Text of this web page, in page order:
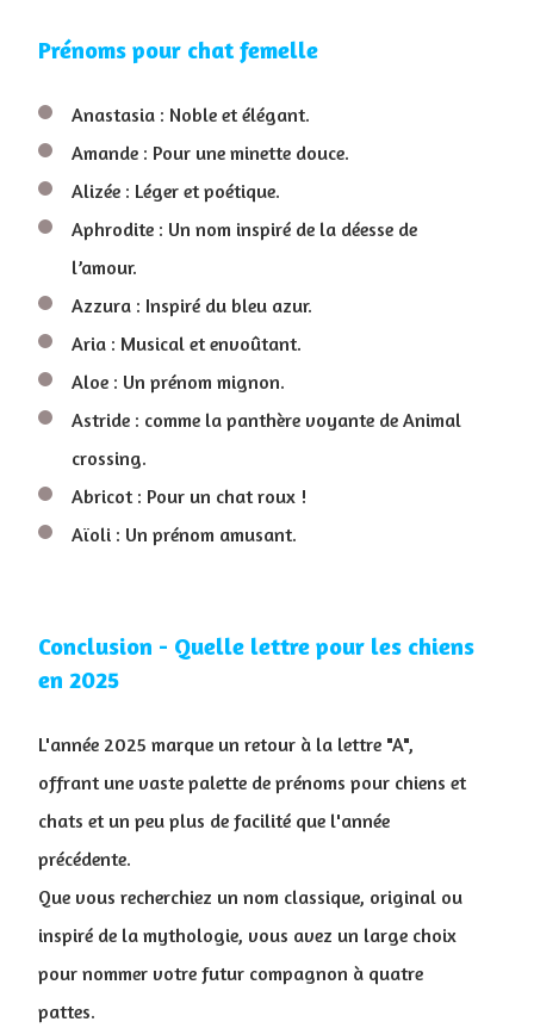
Prénoms pour chat femelle
Anastasia : Noble et élégant.
Amande : Pour une minette douce.
Alizée : Léger et poétique.
Aphrodite : Un nom inspiré de la déesse de
l’amour.
Azzura : Inspiré du bleu azur.
Aria : Musical et envoûtant.
Aloe : Un prénom mignon.
Astride : comme la panthère voyante de Animal
crossing.
Abricot : Pour un chat roux !
Aïoli : Un prénom amusant.
Conclusion - Quelle lettre pour les chiens
en 2025
L'année 2025 marque un retour à la lettre "A",
offrant une vaste palette de prénoms pour chiens et
chats et un peu plus de facilité que l'année
précédente.
Que vous recherchiez un nom classique, original ou
inspiré de la mythologie, vous avez un large choix
pour nommer votre futur compagnon à quatre
pattes.